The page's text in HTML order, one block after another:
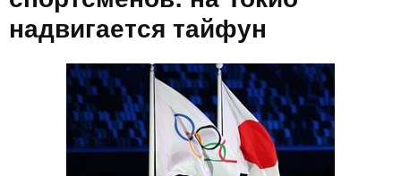
надвигается тайфун